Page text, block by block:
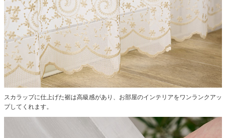
スカラップに仕上げた裾は高級感があり、お部屋のインテリアをワンランクアッ
プしてくれます。